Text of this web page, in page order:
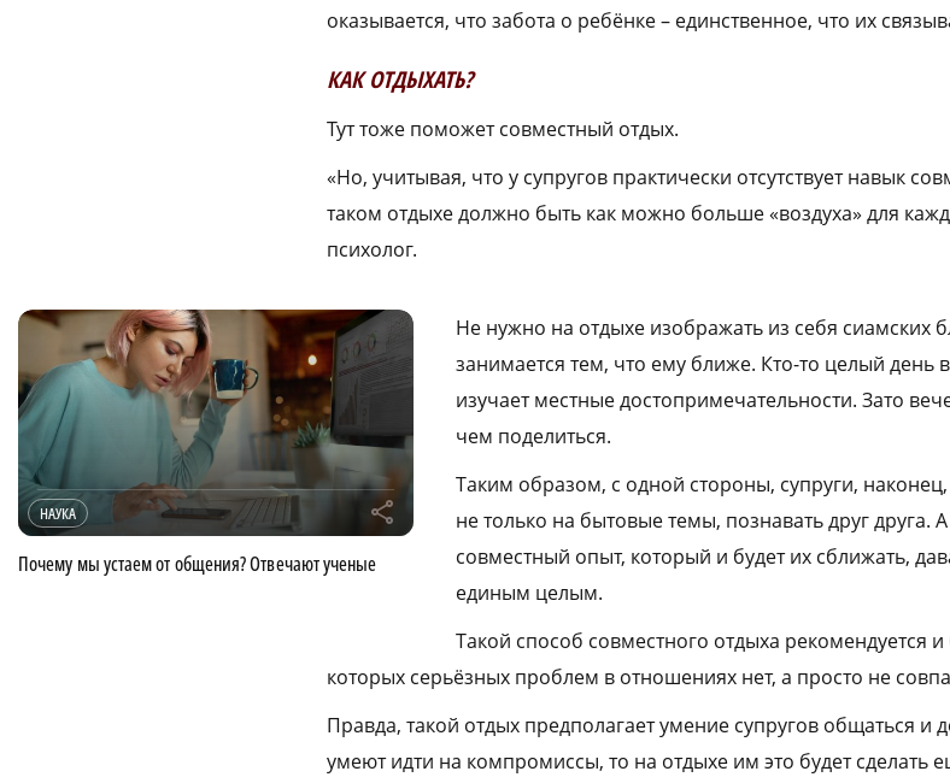
оказывается, что забота о ребёнке – единственное, что их
КАК ОТДЫХАТЬ?
Тут тоже поможет совместный отдых.
«Но, учитывая, что у супругов практически отсутствует навык
таком отдыхе должно быть как можно больше «воздуха» для
психолог.
НАУКА r
Почему мы устаем от общения? Отвечают ученые
Не нужно на отдыхе изображать из себя сиамских
занимается тем, что ему ближе. Кто-то целый день
изучает местные достопримечательности. Зато
чем поделиться.
Таким образом, с одной стороны, супруги,
не только на бытовые темы, познавать друг друга.
совместный опыт, который и будет их сближать,
единым целым.
Такой способ совместного отдыха рекомендуется
которых серьёзных проблем в отношениях нет, а просто не
Правда, такой отдых предполагает умение супругов общаться и
умеют идти на компромиссы, то на отдыхе им это будет сделать